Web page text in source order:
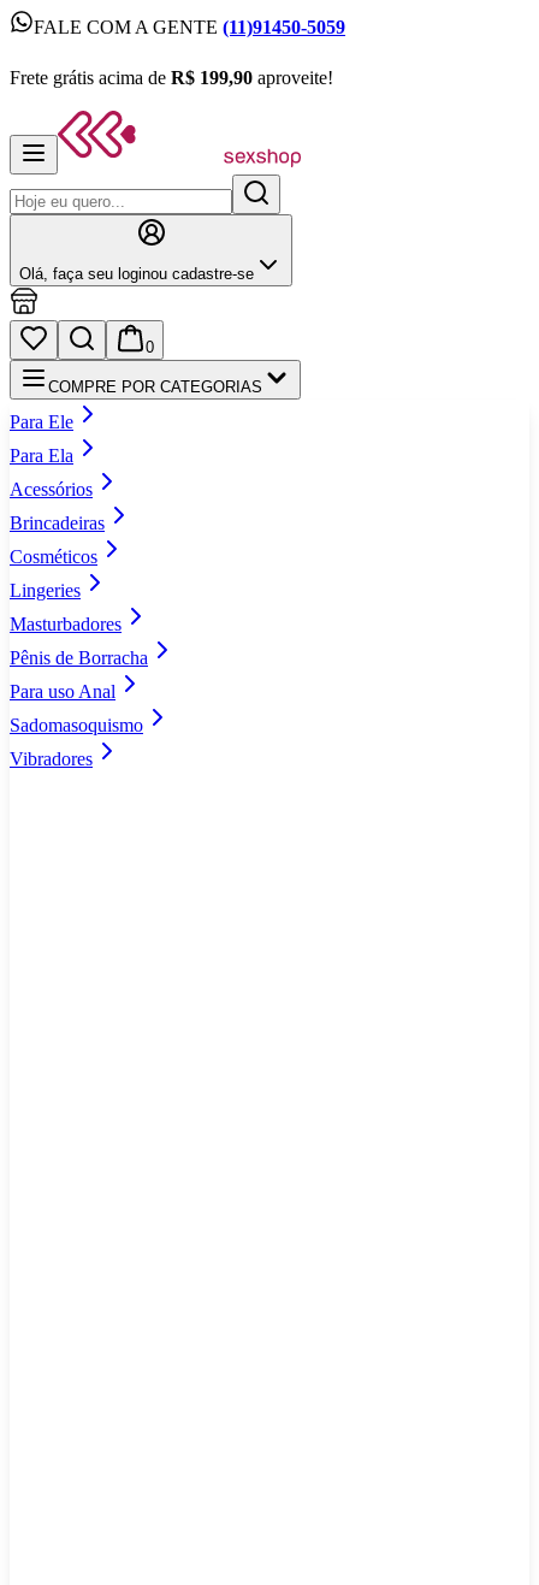
FALE COM A GENTE (11)91450-5059
Frete grátis acima de R$ 199,90 aproveite!
Olá, faça seu loginou cadastre‑se
0
COMPRE POR CATEGORIAS
Para Ele
Para Ela
Acessórios
Brincadeiras
Cosméticos
Lingeries
Masturbadores
Pênis de Borracha
Para uso Anal
Sadomasoquismo
Vibradores